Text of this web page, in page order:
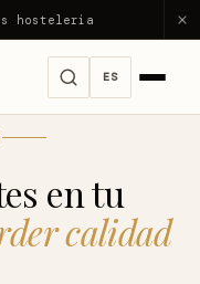
hosteleria
ES
en tu
calidad